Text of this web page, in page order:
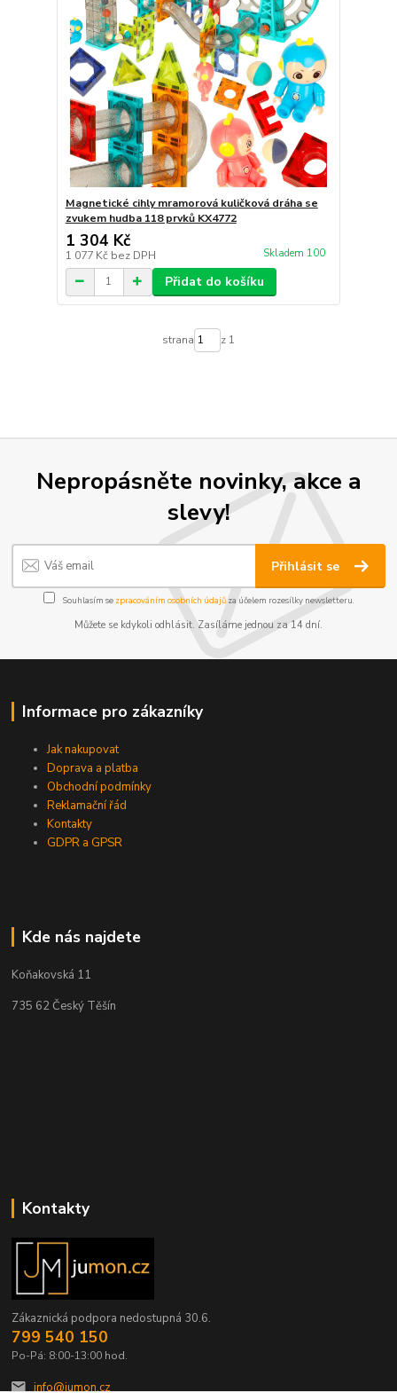
Magnetické cihly mramorová kuličková dráha se
zvukem hudba 118 prvků KX4772
1 304 Kč
1 077 Kč bez DPH Skladem 100
Přidat do košíku
strana z 1
Nepropásněte novinky, akce a
slevy!
Přihlásit se
Souhlasím se zpracováním osobních údajůza účelem rozesílky newsletteru.
Můžete se kdykoli odhlásit. Zasíláme jednou za 14 dní.
Informace pro zákazníky
Jak nakupovat
Doprava a platba
Obchodní podmínky
Reklamační řád
Kontakty
GDPR a GPSR
Kde nás najdete
Koňakovská 11
735 62 Český Těšín
Kontakty
Zákaznická podpora nedostupná 30.6.
799 540 150
Po-Pá: 8:00-13:00 hod.
info@jumon.cz